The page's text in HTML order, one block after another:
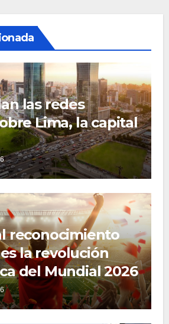
las redes
Lima, la capital
reconocimiento
la revolución
del Mundial 2026